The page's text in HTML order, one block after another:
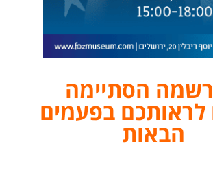
הסתיימה
בפעמים
הבאות